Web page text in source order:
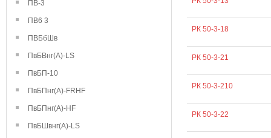
ПВ-3
ПВ6 3
ПВБбШв
ПвБВнг(А)-LS
ПвБП-10
ПвБПнг(А)-FRHF
ПвБПнг(А)-HF
ПвБШвнг(А)-LS
РК 50-3-18
РК 50-3-21
РК 50-3-210
РК 50-3-22